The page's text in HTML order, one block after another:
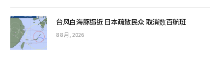
台风白海豚逼近 日本疏散民众 取消数百航班
8 8 月, 2026